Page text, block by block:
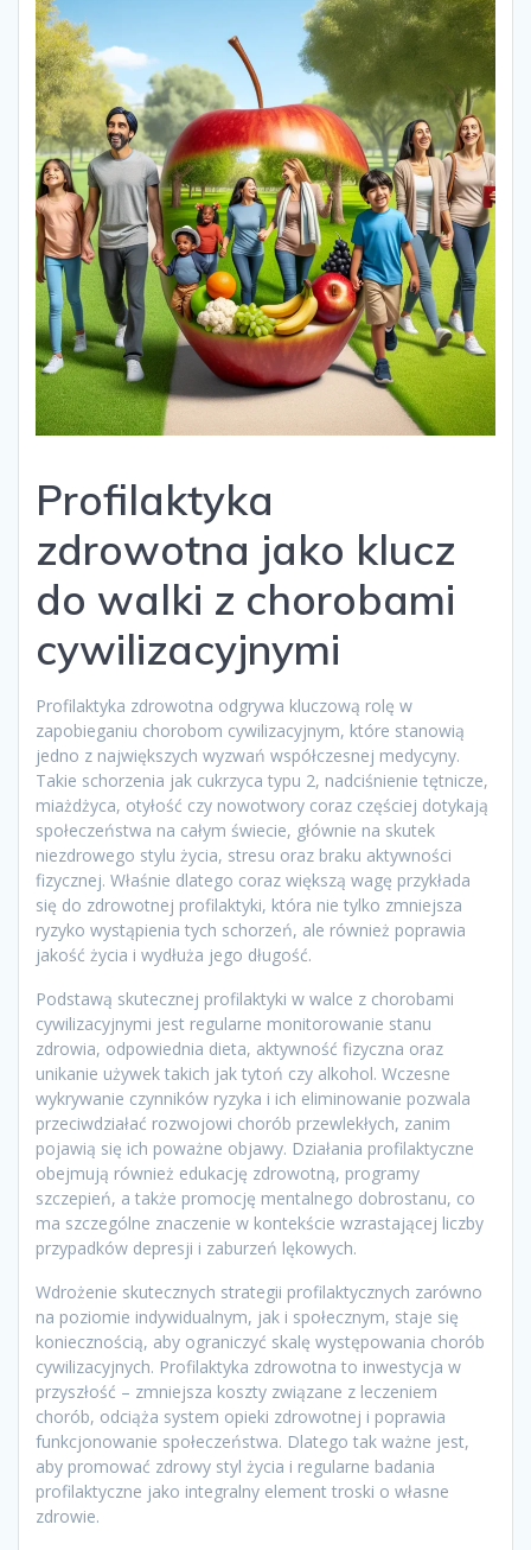
Profilaktyka
zdrowotna jako klucz
do walki z chorobami
cywilizacyjnymi
Profilaktyka zdrowotna odgrywa kluczową rolę w
zapobieganiu chorobom cywilizacyjnym, które stanowią
jedno z największych wyzwań współczesnej medycyny.
Takie schorzenia jak cukrzyca typu 2, nadciśnienie tętnicze,
miażdżyca, otyłość czy nowotwory coraz częściej dotykają
społeczeństwa na całym świecie, głównie na skutek
niezdrowego stylu życia, stresu oraz braku aktywności
fizycznej. Właśnie dlatego coraz większą wagę przykłada
się do zdrowotnej profilaktyki, która nie tylko zmniejsza
ryzyko wystąpienia tych schorzeń, ale również poprawia
jakość życia i wydłuża jego długość.
Podstawą skutecznej profilaktyki w walce z chorobami
cywilizacyjnymi jest regularne monitorowanie stanu
zdrowia, odpowiednia dieta, aktywność fizyczna oraz
unikanie używek takich jak tytoń czy alkohol. Wczesne
wykrywanie czynników ryzyka i ich eliminowanie pozwala
przeciwdziałać rozwojowi chorób przewlekłych, zanim
pojawią się ich poważne objawy. Działania profilaktyczne
obejmują również edukację zdrowotną, programy
szczepień, a także promocję mentalnego dobrostanu, co
ma szczególne znaczenie w kontekście wzrastającej liczby
przypadków depresji i zaburzeń lękowych.
Wdrożenie skutecznych strategii profilaktycznych zarówno
na poziomie indywidualnym, jak i społecznym, staje się
koniecznością, aby ograniczyć skalę występowania chorób
cywilizacyjnych. Profilaktyka zdrowotna to inwestycja w
przyszłość – zmniejsza koszty związane z leczeniem
chorób, odciąża system opieki zdrowotnej i poprawia
funkcjonowanie społeczeństwa. Dlatego tak ważne jest,
aby promować zdrowy styl życia i regularne badania
profilaktyczne jako integralny element troski o własne
zdrowie.